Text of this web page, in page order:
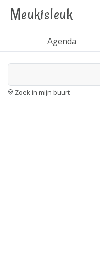
Meukisleuk
Agenda
Zoek in mijn buurt